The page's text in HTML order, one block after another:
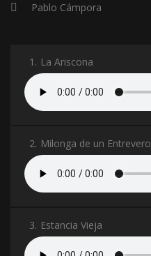
Pablo Cámpora
1. La Ariscona
2. Milonga de un Entrevero
3. Estancia Vieja